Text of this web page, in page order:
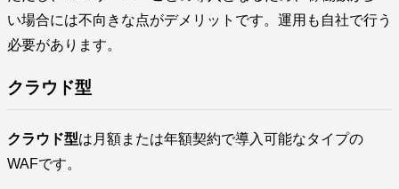
い場合には不向きな点がデメリットです。運用も自社で行う
必要があります。
クラウド型
クラウド型は月額または年額契約で導入可能なタイプの
WAFです。